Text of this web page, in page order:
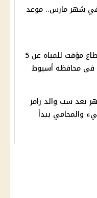
3 أيام في شهر مارس.. موعد
لمدة 9 ساعات .. انقطاع مؤقت للمياه عن 5
فى محافظه أسيوط
بعد سب والد رامز
والمحامي يبدأ